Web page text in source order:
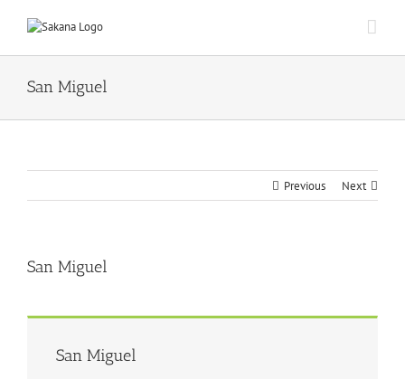
San Miguel
Previous Next
San Miguel
San Miguel